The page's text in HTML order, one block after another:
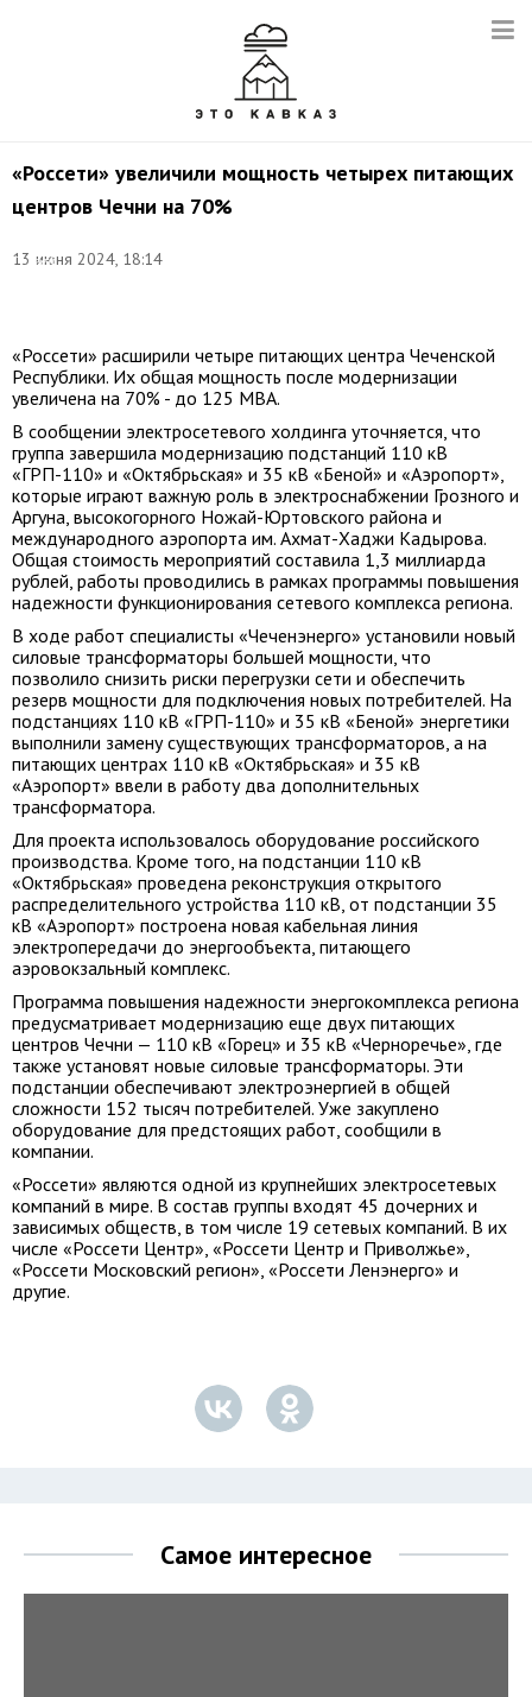
«Россети» увеличили мощность четырех питающих
центров Чечни на 70%
13 июня 2024, 18:14
Сергей
«Россети» расширили четыре питающих центра Чеченской
Республики. Их общая мощность после модернизации
увеличена на 70% - до 125 МВА.
В сообщении электросетевого холдинга уточняется, что
группа завершила модернизацию подстанций 110 кВ
«ГРП-110» и «Октябрьская» и 35 кВ «Беной» и «Аэропорт»,
которые играют важную роль в электроснабжении Грозного и
Аргуна, высокогорного Ножай-Юртовского района и
международного аэропорта им. Ахмат-Хаджи Кадырова.
Общая стоимость мероприятий составила 1,3 миллиарда
рублей, работы проводились в рамках программы повышения
надежности функционирования сетевого комплекса региона.
В ходе работ специалисты «Чеченэнерго» установили новый
силовые трансформаторы большей мощности, что
позволило снизить риски перегрузки сети и обеспечить
резерв мощности для подключения новых потребителей. На
подстанциях 110 кВ «ГРП-110» и 35 кВ «Беной» энергетики
выполнили замену существующих трансформаторов, а на
питающих центрах 110 кВ «Октябрьская» и 35 кВ
«Аэропорт» ввели в работу два дополнительных
трансформатора.
Для проекта использовалось оборудование российского
производства. Кроме того, на подстанции 110 кВ
«Октябрьская» проведена реконструкция открытого
распределительного устройства 110 кВ, от подстанции 35
кВ «Аэропорт» построена новая кабельная линия
электропередачи до энергообъекта, питающего
аэровокзальный комплекс.
Программа повышения надежности энергокомплекса региона
предусматривает модернизацию еще двух питающих
центров Чечни — 110 кВ «Горец» и 35 кВ «Черноречье», где
также установят новые силовые трансформаторы. Эти
подстанции обеспечивают электроэнергией в общей
сложности 152 тысяч потребителей. Уже закуплено
оборудование для предстоящих работ, сообщили в
компании.
«Россети» являются одной из крупнейших электросетевых
компаний в мире. В состав группы входят 45 дочерних и
зависимых обществ, в том числе 19 сетевых компаний. В их
числе «Россети Центр», «Россети Центр и Приволжье»,
«Россети Московский регион», «Россети Ленэнерго» и
другие.
Самое интересное